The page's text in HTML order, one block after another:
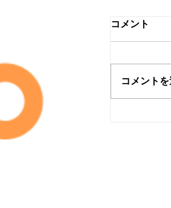
コメント
コメント